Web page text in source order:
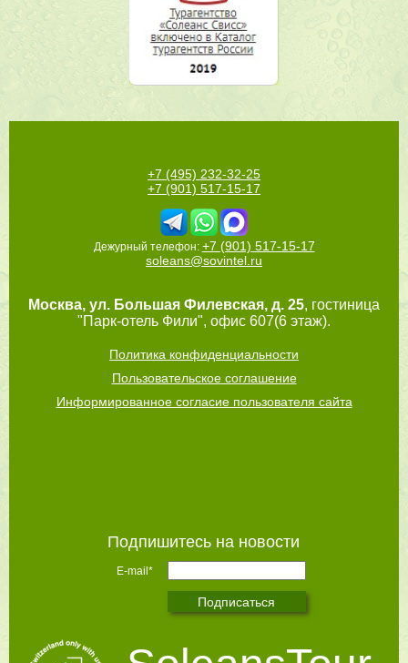
+7 (495) 232-32-25
+7 (901) 517-15-17
Дежурный телефон: +7 (901) 517-15-17
soleans@sovintel.ru
Москва, ул. Большая Филевская, д. 25, гостиница
"Парк-отель Фили", офис 607(6 этаж).
Политика конфиденциальности
Пользовательское соглашение
Информированное согласие пользователя сайта
Подпишитесь на новости
E-mail*